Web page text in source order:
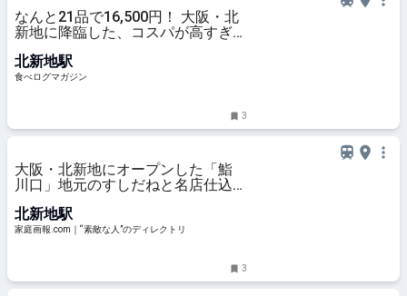
なんと21品で16,500円！ 大阪・北
新地に降臨した、コスパが高すぎ
マガジン
北新地駅
食べログマガジン
3
大阪・北新地にオープンした「鮨
川口」地元のすしだねと名店仕込み
報.com｜“素敵な人”のディレクト
リ
北新地駅
家庭画報.com｜“素敵な人”のディレクトリ
3